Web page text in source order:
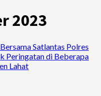
2023
Satlantas Polres
Peringatan di Beberapa
Lahat